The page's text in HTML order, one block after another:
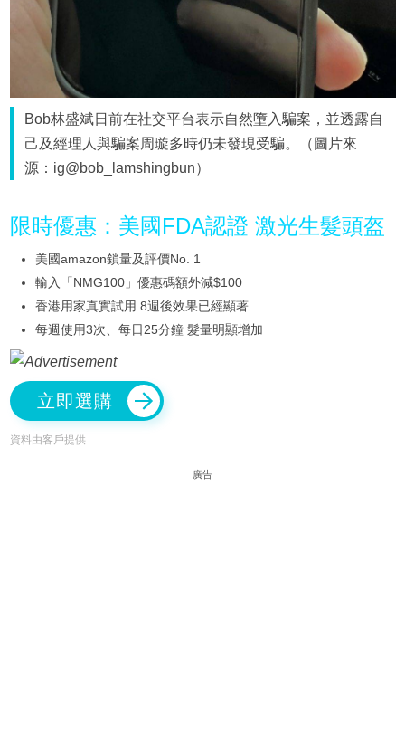
Bob林盛斌日前在社交平台表示自然墮入騙案，並透露自
己及經理人與騙案周璇多時仍未發現受騙。（圖片來
源：ig@bob_lamshingbun）
限時優惠：美國FDA認證 激光生髮頭盔
美國amazon鎖量及評價No. 1
輸入「NMG100」優惠碼額外減$100
香港用家真實試用 8週後效果已經顯著
每週使用3次、每日25分鐘 髮量明顯增加
立即選購
資料由客戶提供
廣告